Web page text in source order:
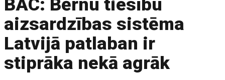
BAC: Bērnu tiesību
aizsardzības sistēma
Latvijā patlaban ir
stiprāka nekā agrāk